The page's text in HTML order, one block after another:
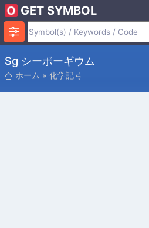
GET SYMBOL
Sg シーボーギウム
ホーム » 化学記号